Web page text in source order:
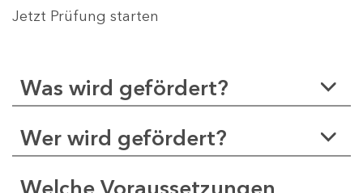
Jetzt Prüfung starten
Was wird gefördert?
Wer wird gefördert?
Welche Voraussetzungen